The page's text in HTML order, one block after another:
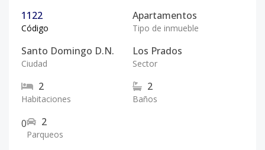
1122
Código
Apartamentos
Tipo de inmueble
Santo Domingo D.N.
Ciudad
Los Prados
Sector
2
Habitaciones
2
Baños
0 2
Parqueos